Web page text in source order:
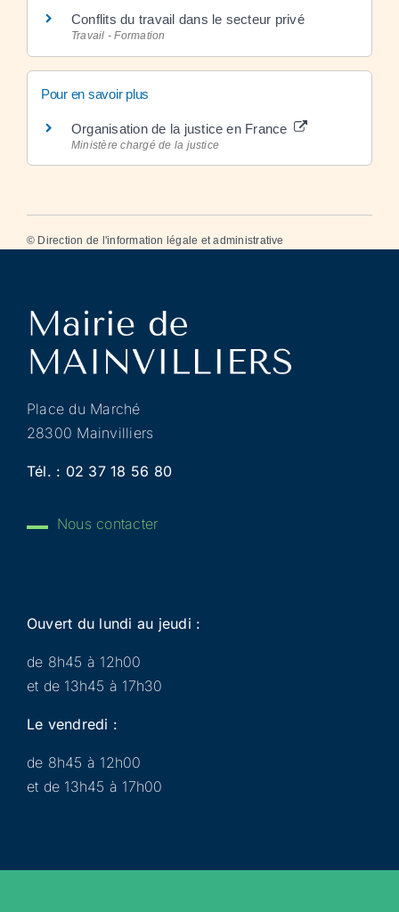
Conflits du travail dans le secteur privé
Travail - Formation
Pour en savoir plus
Organisation de la justice en France
Ministère chargé de la justice
© Direction de l'information légale et administrative
Place du Marché
28300 Mainvilliers
Tél. : 02 37 18 56 80
Nous contacter
Ouvert du lundi au jeudi :
de 8h45 à 12h00
et de 13h45 à 17h30
Le vendredi :
de 8h45 à 12h00
et de 13h45 à 17h00